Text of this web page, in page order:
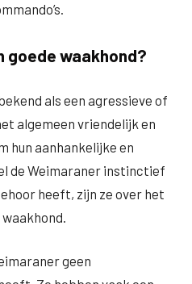
goede waakhond?
als een agressieve of
algemeen vriendelijk en
hun aanhankelijke en
de Weimaraner instinctief
heeft, zijn ze over het
geen